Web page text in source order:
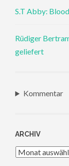
S.T Abby:
Rüdiger
geliefert
Kommentar
ARCHIV
Archiv